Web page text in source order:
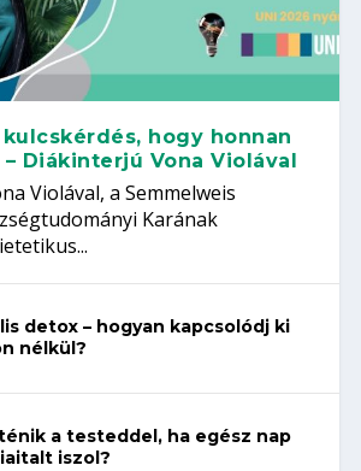
hogy honnan
Diákinterjú Vona Violával
Violával, a Semmelweis
Karának
detox – hogyan kapcsolódj ki
nélkül?
a testeddel, ha egész nap
iszol?